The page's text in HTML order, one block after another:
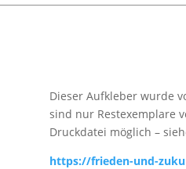
Dieser Aufkleber wurde
sind nur Restexemplare
Druckdatei möglich –
https://frieden-und-